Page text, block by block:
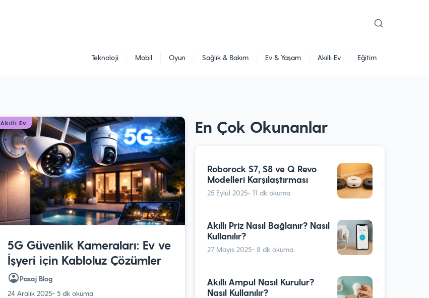
Teknoloji Mobil Oyun Sağlık & Bakım Ev & Yaşam Akıllı Ev Eğitim
Akıllı Ev
5G Güvenlik Kameraları: Ev ve
İşyeri için Kabloluz Çözümler
Pasaj Blog
24 Aralık 2025- 5 dk okuma
En Çok Okunanlar
Roborock S7, S8 ve Q Revo
Modelleri Karşılaştırması
25 Eylül 2025- 11 dk okuma
Akıllı Priz Nasıl Bağlanır? Nasıl
Kullanılır?
27 Mayıs 2025- 8 dk okuma
Akıllı Ampul Nasıl Kurulur?
Nasıl Kullanılır?